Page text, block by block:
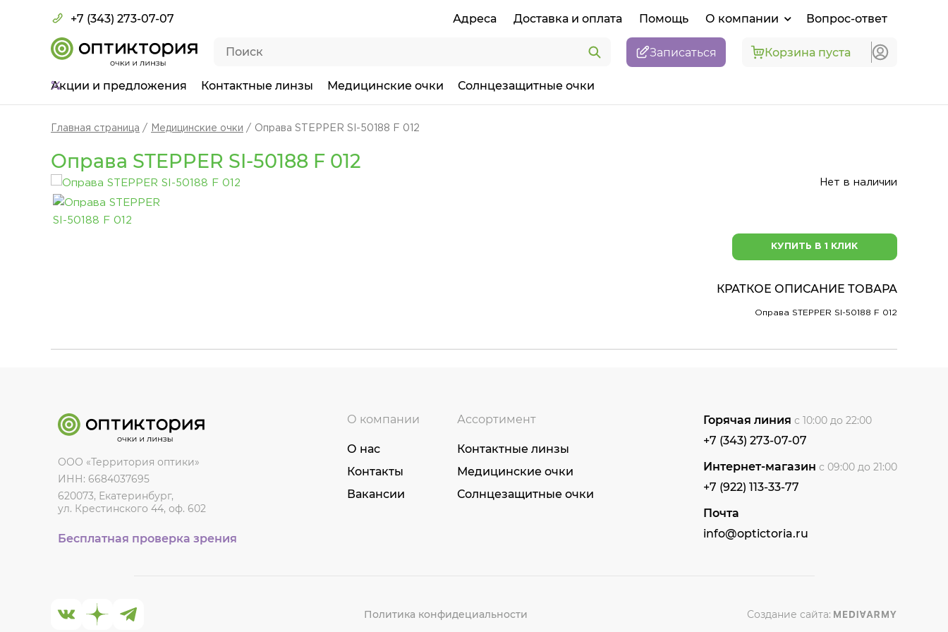
+7 (343) 273-07-07 Адреса Доставка и оплата Помощь О компании Вопрос-ответ
Записаться Корзина пуста
Акции и предложения Контактные линзы Медицинские очки Солнцезащитные очки
Главная страница Медицинские очки Оправа STEPPER SI-50188 F 012
Оправа STEPPER SI-50188 F 012
Нет в наличии
КУПИТЬ В 1 КЛИК
КРАТКОЕ ОПИСАНИЕ ТОВАРА
Оправа STEPPER SI-50188 F 012
ООО «Территория оптики»
ИНН: 6684037695
620073, Екатеринбург,
ул. Крестинского 44, оф. 602
Бесплатная проверка зрения
О компании
О нас
Контакты
Вакансии
Ассортимент
Контактные линзы
Медицинские очки
Солнцезащитные очки
Горячая линия с 10:00 до 22:00
+7 (343) 273-07-07
Интернет-магазин с 09:00 до 21:00
+7 (922) 113-33-77
Почта
info@optictoria.ru
Политика конфидециальности Создание сайта: